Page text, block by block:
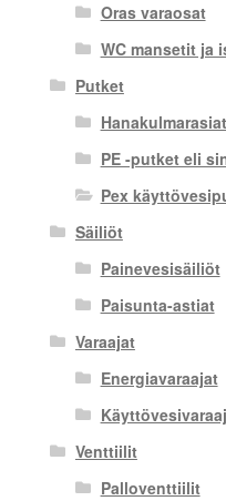
Oras varaosat
WC mansetit ja
Putket
Hanakulmarasiat
PE -putket eli
Pex
Säiliöt
Painevesisäiliöt
Paisunta-astiat
Varaajat
Energiavaraajat
Venttiilit
Palloventtiilit